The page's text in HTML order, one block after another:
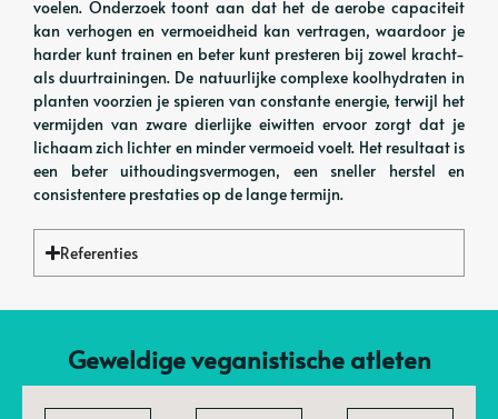
voelen. Onderzoek toont aan dat het de aerobe capaciteit
kan verhogen en vermoeidheid kan vertragen, waardoor je
harder kunt trainen en beter kunt presteren bij zowel kracht-
als duurtrainingen. De natuurlijke complexe koolhydraten in
planten voorzien je spieren van constante energie, terwijl het
vermijden van zware dierlijke eiwitten ervoor zorgt dat je
lichaam zich lichter en minder vermoeid voelt. Het resultaat is
een beter uithoudingsvermogen, een sneller herstel en
consistentere prestaties op de lange termijn.
Referenties
Geweldige veganistische atleten